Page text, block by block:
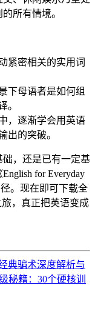
所有情境。
紧密相关的实用词
下母语者是如何组
。
，逐渐学会用英语
出的突破。
，还是已有一定基
for Everyday
。现在即可下载全
，真正把英语变成
典骗术深度解析与
秘籍：30个硬核训